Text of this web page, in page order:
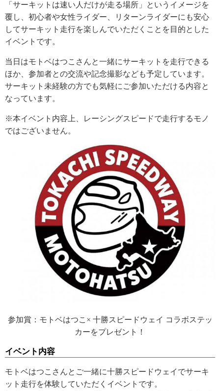
「サーキットは速い人だけが走る場所」というイメージを
覆し、初心者や女性ライダー、リターンライダーにも安心
してサーキット走行を楽しんでいただくことを目的とした
イベントです。
当日はモトベはつこさんと一緒にサーキットを走行できる
ほか、参加者との交流や記念撮影なども予定しています。
サーキット未経験の方でも気軽にご参加いただける内容と
なっています。
※本イベント内容上、レーシングスピードで走行するモノ
ではございません。
参加賞：モトベはつこ× 十勝スピードウェイ コラボステッ
カーをプレゼント！
イベント内容
モトベはつこさんとご一緒に十勝スピードウェイでサーキ
ット走行を体験していただくイベントです。